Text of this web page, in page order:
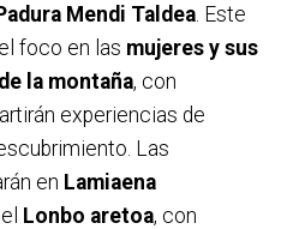
Mendi Taldea. Este
foco en las mujeres y sus
la montaña, con
experiencias de
Las
en Lamiaena
Lonbo aretoa, con